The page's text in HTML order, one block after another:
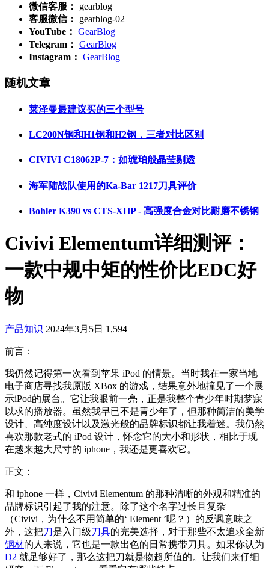
微信客服：
gearblog
客服微信：
gearblog-02
YouTube： GearBlog
Telegram： GearBlog
Instagram： GearBlog
随机文章
莱泽曼最建议买的三个型号
LC200N钢和H1钢和H2钢，三者对比区别
CIVIVI C18062P-7：如琥珀般晶莹剔透
海军陆战队使用的Ka-Bar 1217刀具评价
Bohler K390 vs CTS-XHP - 高强度合金对比耐磨不锈钢
Civivi Elementum详细测评：
一款中规中矩的性价比EDC好
物
产品知识 2024年3月5日 1,594
前言：
我仍然记得第一次看到苹果 iPod 的情景。当时我在一家当地
电子商店寻找我原版 XBox 的游戏，结果意外地撞见了一个展
示iPod的展台。它让我眼前一亮，正是我整个青少年时期梦寐
以求的播放器。虽然我早已不是青少年了，但那种简洁的美学
设计、高纯度设计以及激光般的品牌标识都让我着迷。我仍然
喜欢那款老式的 iPod 设计，怀念它的大小和形状，相比于现
在越来越大尺寸的 iphone，我还是更喜欢它。
正文：
和 iphone 一样，Civivi Elementum 的那种清晰的外观和精准的
品牌标识引起了我的注意。除了这个名字过长且复杂
（Civivi，为什么不用简单的‘ Element ’呢？）的反讽意味之
外，这把刀是入门级刀具的完美选择，对于那些不太追求全新
钢材的人来说，它也是一款出色的日常携带刀具。如果你认为
D2 就足够好了，那么这把刀就是物超所值的。让我们来仔细